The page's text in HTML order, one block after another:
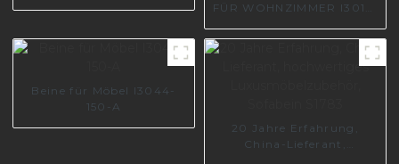
FÜR WOHNZIMMER I3017-
Beine für Möbel I3044-
150-A
20 Jahre Erfahrung,
China-Lieferant,